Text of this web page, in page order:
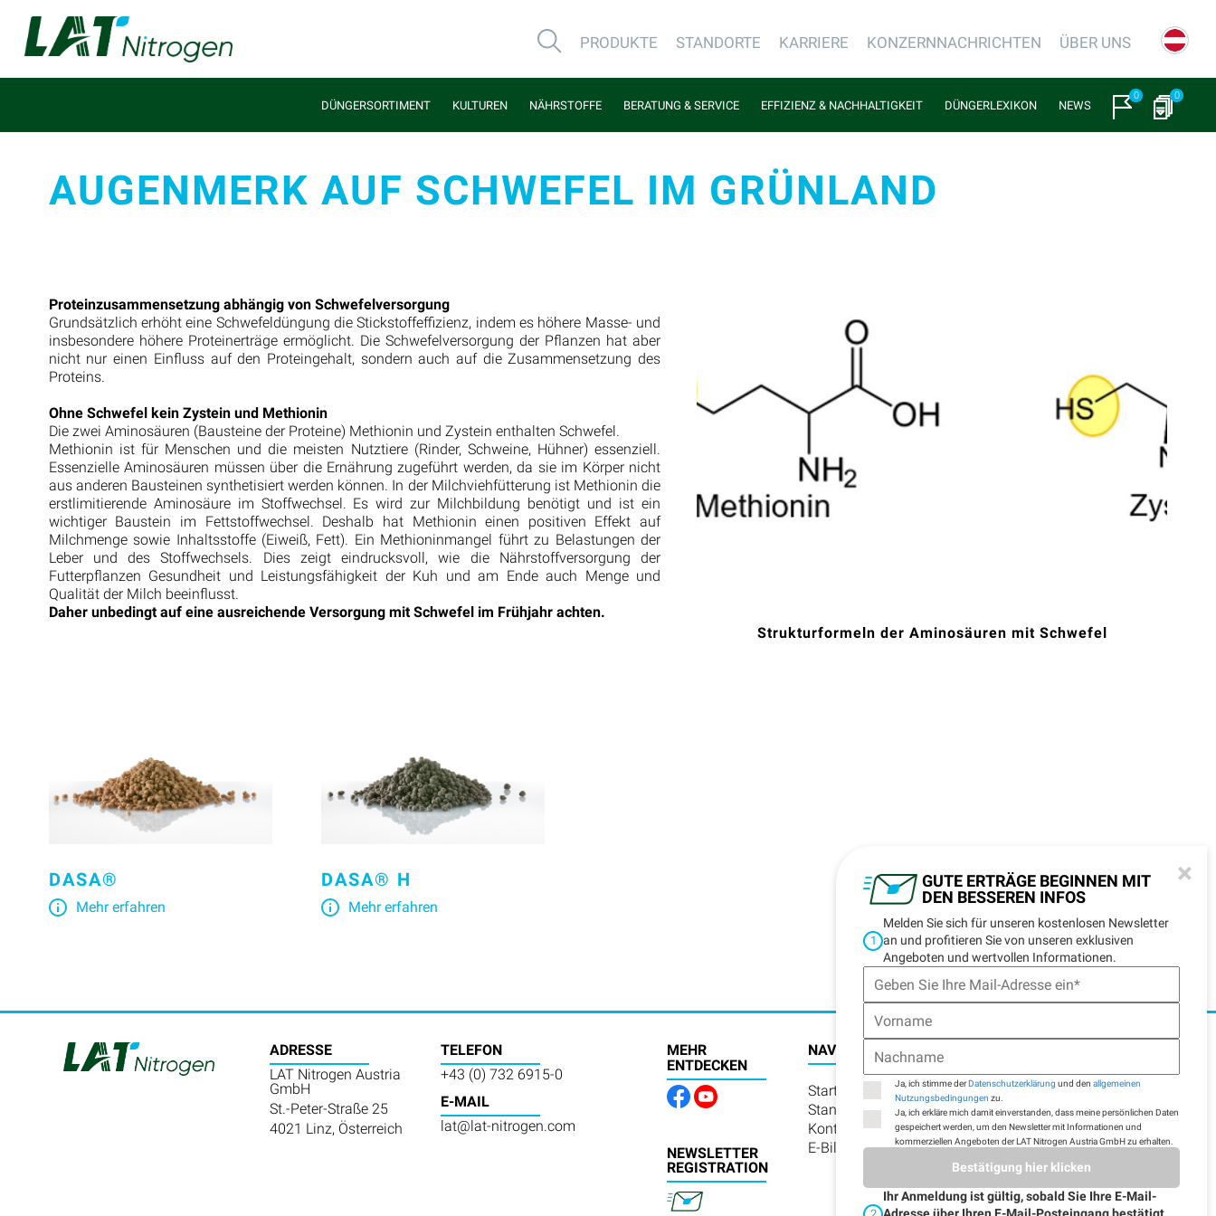
GUTE ERTRÄGE BEGINNEN MIT
DEN BESSEREN INFOS
×
1
Melden Sie sich für unseren kostenlosen Newsletter
an und profitieren Sie von unseren exklusiven
Angeboten und wertvollen Informationen.
Ja, ich stimme derDatenschutzerklärung und den allgemeinen
Nutzungsbedingungen zu.
Ja, ich erkläre mich damit einverstanden, dass meine persönlichen Daten
gespeichert werden, um den Newsletter mit Informationen und
kommerziellen Angeboten der LAT Nitrogen Austria GmbH zu erhalten.
Bestätigung hier klicken
Ihr Anmeldung ist gültig, sobald Sie Ihre E-Mail-
PRODUKTE STANDORTE KARRIERE KONZERNNACHRICHTEN ÜBER UNS
DÜNGERSORTIMENT KULTUREN NÄHRSTOFFE BERATUNG & SERVICE EFFIZIENZ & NACHHALTIGKEIT DÜNGERLEXIKON NEWS
0 0
AUGENMERK AUF SCHWEFEL IM GRÜNLAND
Proteinzusammensetzung abhängig von Schwefelversorgung
Grundsätzlich erhöht eine Schwefeldüngung die Stickstoffeffizienz, indem es höhere Masse- und
insbesondere höhere Proteinerträge ermöglicht. Die Schwefelversorgung der Pflanzen hat aber
nicht nur einen Einfluss auf den Proteingehalt, sondern auch auf die Zusammensetzung des
Proteins.
Ohne Schwefel kein Zystein und Methionin
Die zwei Aminosäuren (Bausteine der Proteine) Methionin und Zystein enthalten Schwefel.
Methionin ist für Menschen und die meisten Nutztiere (Rinder, Schweine, Hühner) essenziell.
Essenzielle Aminosäuren müssen über die Ernährung zugeführt werden, da sie im Körper nicht
aus anderen Bausteinen synthetisiert werden können. In der Milchviehfütterung ist Methionin die
erstlimitierende Aminosäure im Stoffwechsel. Es wird zur Milchbildung benötigt und ist ein
wichtiger Baustein im Fettstoffwechsel. Deshalb hat Methionin einen positiven Effekt auf
Milchmenge sowie Inhaltsstoffe (Eiweiß, Fett). Ein Methioninmangel führt zu Belastungen der
Leber und des Stoffwechsels. Dies zeigt eindrucksvoll, wie die Nährstoffversorgung der
Futterpflanzen Gesundheit und Leistungsfähigkeit der Kuh und am Ende auch Menge und
Qualität der Milch beeinflusst.
Daher unbedingt auf eine ausreichende Versorgung mit Schwefel im Frühjahr achten.
Strukturformeln der Aminosäuren mit Schwefel
DASA®
Mehr erfahren
DASA® H
Mehr erfahren
ADRESSE
LAT Nitrogen Austria
GmbH
St.-Peter-Straße 25
4021 Linz, Österreich
TELEFON
+43 (0) 732 6915-0
E-MAIL
lat@lat-nitrogen.com
MEHR
ENTDECKEN
NEWSLETTER
REGISTRATION
NAVIGATION
Startseite
Standorte
Kontakt
E-Billing